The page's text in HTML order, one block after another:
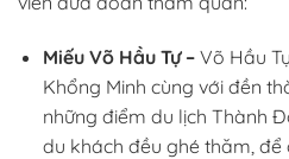
Miếu Võ Hầu Tự – Võ Hầu
Khổng Minh cùng với đền
những điểm du lịch Thành
du khách đều ghé thăm, để